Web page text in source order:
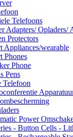
Telefoons
Adapters/ Opladers/
Protectors
Appliances/wearable
Phones
Phone
Pens
Telefoon
Power
- Button Cells -